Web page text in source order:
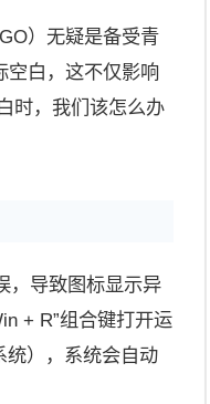
）无疑是备受青
白，这不仅影响
时，我们该怎么办
，导致图标显示异
+ R”组合键打开运
统），系统会自动